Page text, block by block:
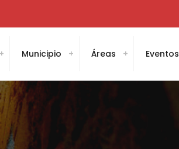
Municipio Áreas Eventos